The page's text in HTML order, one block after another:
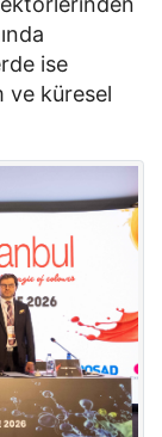
ise
ve küresel